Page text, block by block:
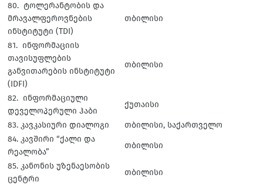
80. ტოლერანტობის და
მრავალფეროვნების
ინსტიტუტი (TDI)
თბილისი
81. ინფორმაციის
თავისუფლების
განვითარების ინსტიტუტი
(IDFI)
თბილისი
82. ინფორმაციული
დეველოპერული ჰაბი
ქუთაისი
83. კავკასიური დიალოგი
თბილისი, საქართველო
84. კავშირი “ქალი და
რეალობა”
თბილისი
85. კანონის უზენაესობის
ცენტრი
თბილისი